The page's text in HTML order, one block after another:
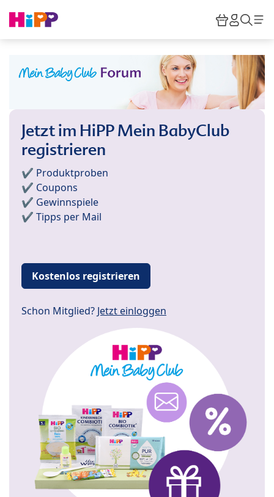
HiPP
Jetzt im HiPP Mein BabyClub
registrieren
✔️ Produktproben
✔️ Coupons
✔️ Gewinnspiele
✔️ Tipps per Mail
Kostenlos registrieren
Schon Mitglied? Jetzt einloggen